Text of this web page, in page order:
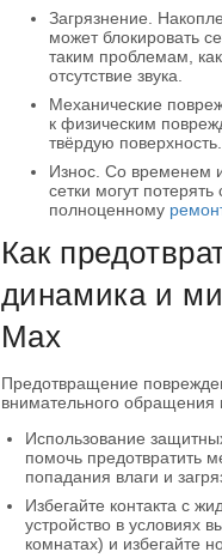
Загрязнение.
может блокировать
таким проблемам,
отсутствие звука.
Механические
к физическим
твёрдую поверхность.
Износ. Со временем и
сетки могут
полноценному
Как
динамика и
Max
Предотвращение
внимательного обращения
Использование
помочь предотвратить
попадания влаги и
Избегайте контакта с
устройство в условиях
комнатах) и избегайте